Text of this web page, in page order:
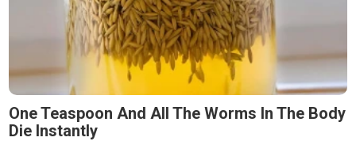
One Teaspoon And All The Worms In The Body
Die Instantly